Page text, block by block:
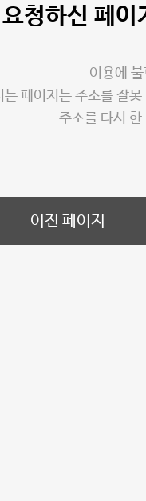
요청하신 페이
이용에
는 페이지는 주소를 잘
주소를 다시
이전 페이지